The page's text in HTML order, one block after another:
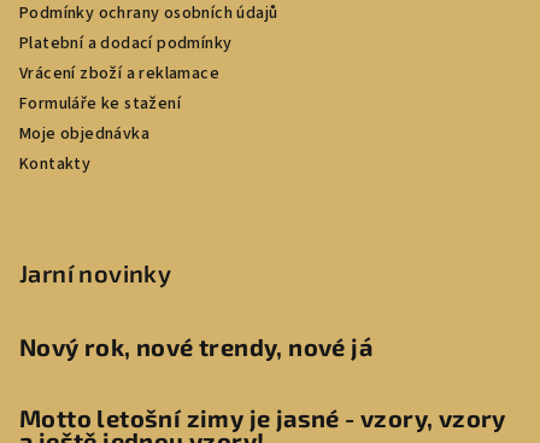
Podmínky ochrany osobních údajů
Platební a dodací podmínky
Vrácení zboží a reklamace
Formuláře ke stažení
Moje objednávka
Kontakty
Jarní novinky
Nový rok, nové trendy, nové já
Motto letošní zimy je jasné - vzory, vzory